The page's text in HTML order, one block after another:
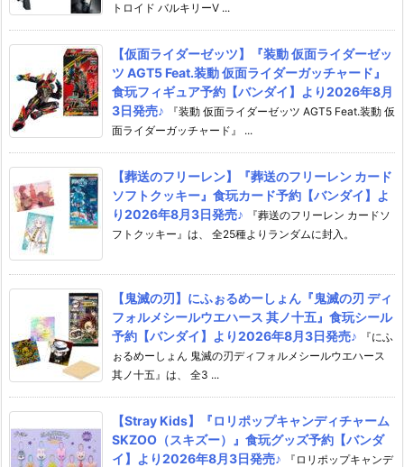
トロイド バルキリーV ...
【仮面ライダーゼッツ】『装動 仮面ライダーゼッ
ツ AGT5 Feat.装動 仮面ライダーガッチャード』
食玩フィギュア予約【バンダイ】より2026年8月
3日発売♪
『装動 仮面ライダーゼッツ AGT5 Feat.装動 仮
面ライダーガッチャード』 ...
【葬送のフリーレン】『葬送のフリーレン カード
ソフトクッキー』食玩カード予約【バンダイ】よ
り2026年8月3日発売♪
『葬送のフリーレン カードソ
フトクッキー』は、 全25種よりランダムに封入。
【鬼滅の刃】にふぉるめーしょん『鬼滅の刃 ディ
フォルメシールウエハース 其ノ十五』食玩シール
予約【バンダイ】より2026年8月3日発売♪
『にふ
ぉるめーしょん 鬼滅の刃ディフォルメシールウエハース
其ノ十五』は、 全3 ...
【Stray Kids】『ロリポップキャンディチャーム
SKZOO（スキズー）』食玩グッズ予約【バンダ
イ】より2026年8月3日発売♪
『ロリポップキャンデ